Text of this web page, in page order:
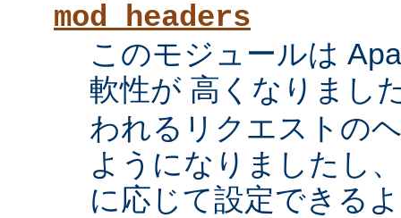
mod_headers
このモジュールは
軟性が 高くなりまし
われるリクエストの
ようになりましたし
に応じて設定できる